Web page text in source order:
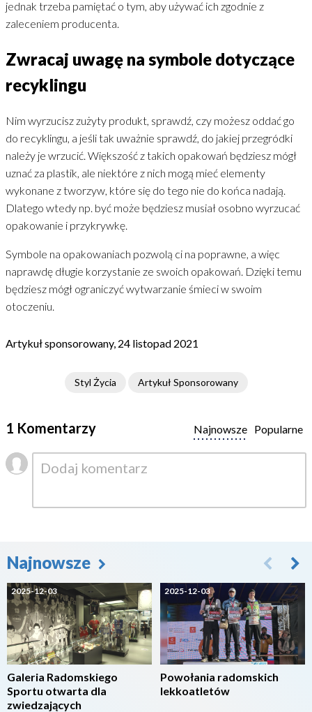
jednak trzeba pamiętać o tym, aby używać ich zgodnie z
zaleceniem producenta.
Zwracaj uwagę na symbole dotyczące
recyklingu
Nim wyrzucisz zużyty produkt, sprawdź, czy możesz oddać go
do recyklingu, a jeśli tak uważnie sprawdź, do jakiej przegródki
należy je wrzucić. Większość z takich opakowań będziesz mógł
uznać za plastik, ale niektóre z nich mogą mieć elementy
wykonane z tworzyw, które się do tego nie do końca nadają.
Dlatego wtedy np. być może będziesz musiał osobno wyrzucać
opakowanie i przykrywkę.
Symbole na opakowaniach pozwolą ci na poprawne, a więc
naprawdę długie korzystanie ze swoich opakowań. Dzięki temu
będziesz mógł ograniczyć wytwarzanie śmieci w swoim
otoczeniu.
Artykuł sponsorowany, 24 listopad 2021
Styl Życia Artykuł Sponsorowany
1 Komentarzy Popularne
Najnowsze
Najnowsze
2025-12-03
Galeria Radomskiego
Sportu otwarta dla
zwiedzających
2025-12-03
Powołania radomskich
lekkoatletów